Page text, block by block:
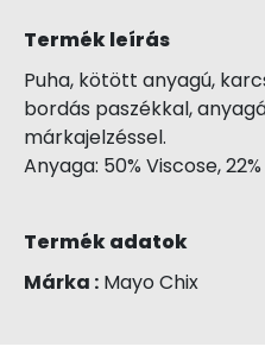
Termék leírás
Puha, kötött anyagú,
bordás paszékkal,
márkajelzéssel.
Anyaga: 50% Viscose,
Termék adatok
Márka : Mayo Chix